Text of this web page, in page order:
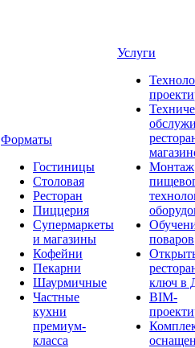
Форматы
Гостиницы
Столовая
Ресторан
Пиццерия
Супермаркеты
и магазины
Кофейни
Пекарни
Шаурмичные
Частные
кухни
премиум-
класса
Услуги
Монтаж
поваров
ключ в
BIM-